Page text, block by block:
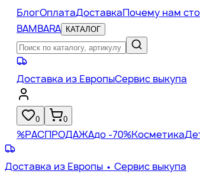
БлогОплатаДоставкаПочему нам
BAMBARA
КАТАЛОГ
Доставка из ЕвропыСервис выкупа
0 0
%РАСПРОДАЖАдо -70%Косметика
Доставка из Европы • Сервис выкупа